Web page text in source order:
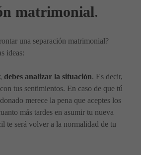
matrimonial.
una separación matrimonial?
ideas:
debes analizar la situación. Es decir,
tus sentimientos. En caso de que tú
merece la pena que aceptes los
más tardes en asumir tu nueva
te será volver a la normalidad de tu